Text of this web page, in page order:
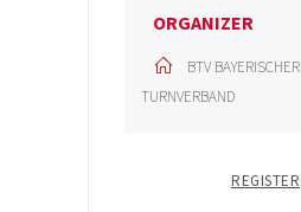
ORGANIZER
BTV BAYERISCHER
TURNVERBAND
REGISTER